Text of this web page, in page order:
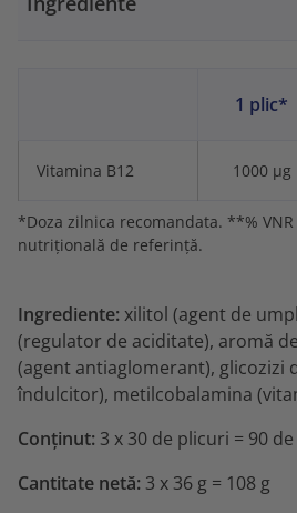
1 plic*
Vitamina B12 1000 µg
*Doza zilnica recomandata. **% VNR
nutrițională de referință.
Ingrediente: xilitol (agent de
(regulator de aciditate), aromă
(agent antiaglomerant), glicozizi
îndulcitor), metilcobalamina
Conținut: 3 x 30 de plicuri = 90
Cantitate netă: 3 x 36 g = 108 g